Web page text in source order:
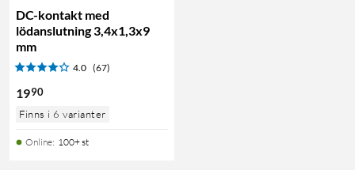
DC-kontakt med
lödanslutning 3,4x1,3x9
mm
4.0 (67)
1990
Finns i 6 varianter
Online: 100+ st